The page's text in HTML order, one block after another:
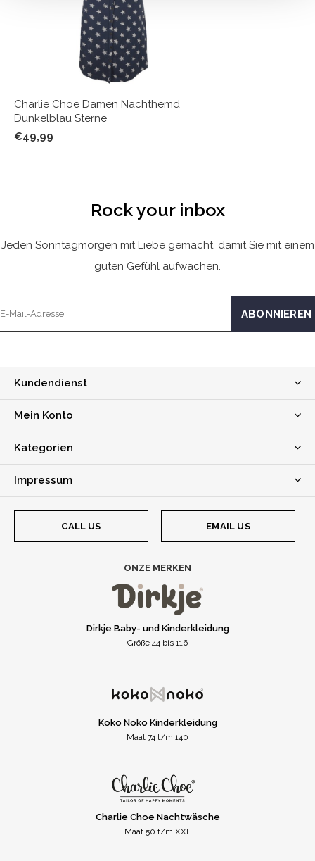
Charlie Choe Damen Nachthemd
Dunkelblau Sterne
€49,99
Rock your inbox
Jeden Sonntagmorgen mit Liebe gemacht, damit Sie mit einem
guten Gefühl aufwachen.
Kundendienst
Mein Konto
Kategorien
Impressum
CALL US EMAIL US
ONZE MERKEN
Dirkje Baby- und Kinderkleidung
Größe 44 bis 116
Koko Noko Kinderkleidung
Maat 74 t/m 140
Charlie Choe Nachtwäsche
Maat 50 t/m XXL